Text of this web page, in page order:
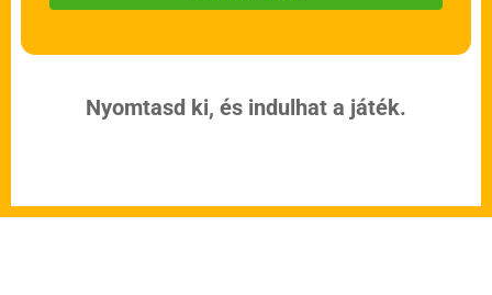
Nyomtasd ki, és indulhat a játék.